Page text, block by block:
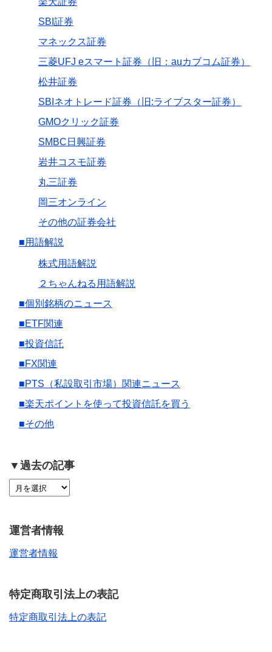
SBI証券
マネックス証券
三菱UFJ eスマート証券（旧：auカブコム証券）
松井証券
SBIネオトレード証券（旧:ライブスター証券）
GMOクリック証券
SMBC日興証券
岩井コスモ証券
丸三証券
岡三オンライン
その他の証券会社
■用語解説
株式用語解説
２ちゃんねる用語解説
■個別銘柄のニュース
■ETF関連
■投資信託
■FX関連
■PTS（私設取引市場）関連ニュース
■楽天ポイントを使って投資信託を買う
■その他
▼過去の記事
運営者情報
運営者情報
特定商取引法上の表記
特定商取引法上の表記